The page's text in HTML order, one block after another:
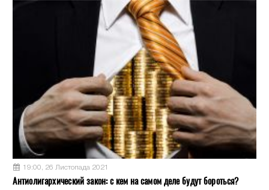
19:00, 26 Листопада 2021
Антиолигархический закон: с кем на самом деле будут бороться?